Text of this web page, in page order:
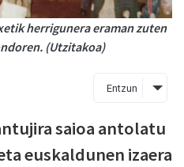
herrigunera eraman zuten
(Utzitakoa)
Entzun
saioa antolatu
euskaldunen izaera